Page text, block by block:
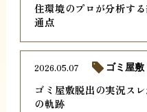
住環境のプロが分析す
通点
ゴミ屋敷脱出の実況ス
の軌跡
2026.05.07 ゴミ屋敷